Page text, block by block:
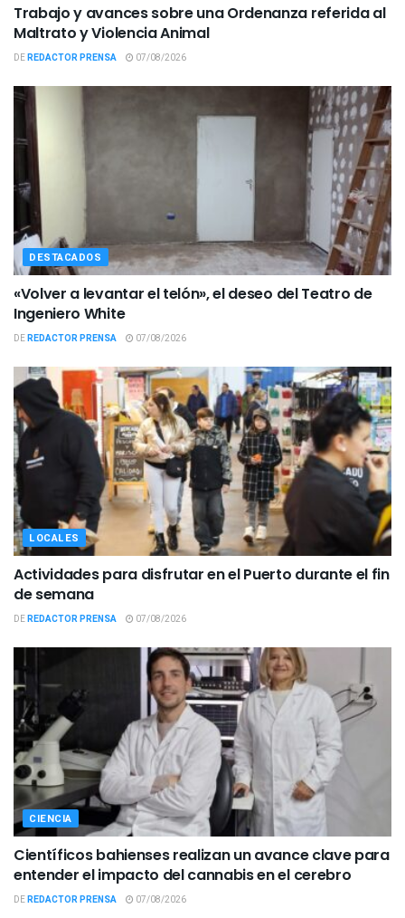
Trabajo y avances sobre una Ordenanza referida al
Maltrato y Violencia Animal
DEREDACTOR PRENSA 07/08/2026
DESTACADOS
«Volver a levantar el telón», el deseo del Teatro de
Ingeniero White
DEREDACTOR PRENSA 07/08/2026
LOCALES
Actividades para disfrutar en el Puerto durante el fin
de semana
DEREDACTOR PRENSA 07/08/2026
CIENCIA
Científicos bahienses realizan un avance clave para
entender el impacto del cannabis en el cerebro
DEREDACTOR PRENSA 07/08/2026